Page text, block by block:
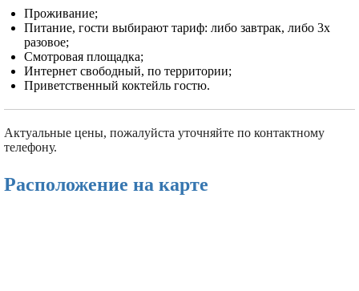
Проживание;
Питание, гости выбирают тариф: либо завтрак, либо 3х
разовое;
Смотровая площадка;
Интернет свободный, по территории;
Приветственный коктейль гостю.
Актуальные цены, пожалуйста уточняйте по контактному
телефону.
Расположение на карте